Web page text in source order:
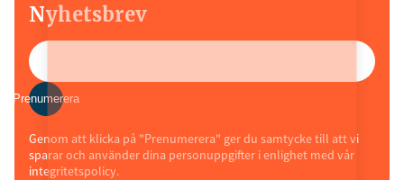
Nyhetsbrev
Prenumerera
Genom att klicka på "Prenumerera" ger du samtycke till att vi
sparar och använder dina personuppgifter i enlighet med vår
integritetspolicy.